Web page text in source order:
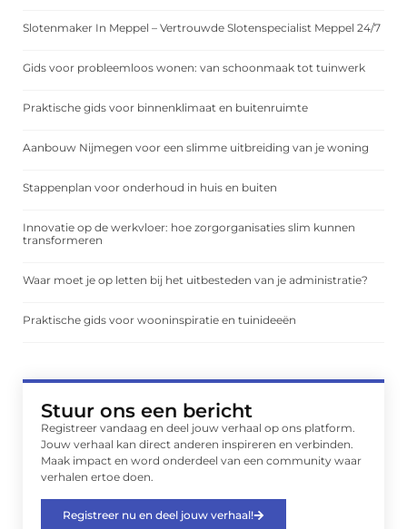
Slotenmaker In Meppel – Vertrouwde Slotenspecialist Meppel 24/7
Gids voor probleemloos wonen: van schoonmaak tot tuinwerk
Praktische gids voor binnenklimaat en buitenruimte
Aanbouw Nijmegen voor een slimme uitbreiding van je woning
Stappenplan voor onderhoud in huis en buiten
Innovatie op de werkvloer: hoe zorgorganisaties slim kunnen
transformeren
Waar moet je op letten bij het uitbesteden van je administratie?
Praktische gids voor wooninspiratie en tuinideeën
Stuur ons een bericht
Registreer vandaag en deel jouw verhaal op ons platform.
Jouw verhaal kan direct anderen inspireren en verbinden.
Maak impact en word onderdeel van een community waar
verhalen ertoe doen.
Registreer nu en deel jouw verhaal!